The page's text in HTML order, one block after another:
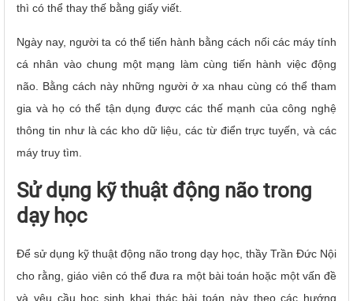
thì có thể thay thế bằng giấy viết.
Ngày nay, người ta có thể tiến hành bằng cách nối các máy tính
cá nhân vào chung một mạng làm cùng tiến hành việc động
não. Bằng cách này những người ở xa nhau cùng có thể tham
gia và họ có thể tận dụng được các thế mạnh của công nghệ
thông tin như là các kho dữ liệu, các từ điển trực tuyến, và các
máy truy tìm.
Sử dụng kỹ thuật động não trong
dạy học
Để sử dụng kỹ thuật động não trong dạy học, thầy Trần Đức Nội
cho rằng, giáo viên có thể đưa ra một bài toán hoặc một vấn đề
và yêu cầu học sinh khai thác bài toán này theo các hướng